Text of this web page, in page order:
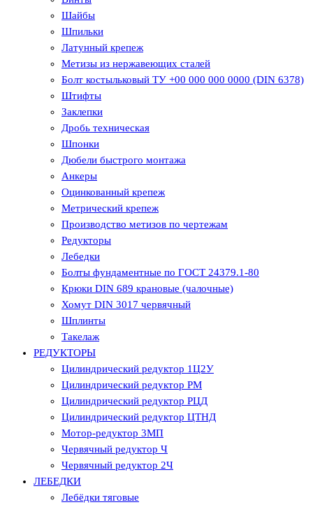
Шайбы
Шпильки
Латунный крепеж
Метизы из нержавеющих сталей
Болт костыльковый ТУ +00 000 000 0000 (DIN 6378)
Штифты
Заклепки
Дробь техническая
Шпонки
Дюбели быстрого монтажа
Анкеры
Оцинкованный крепеж
Метрический крепеж
Производство метизов по чертежам
Редукторы
Лебедки
Болты фундаментные по ГОСТ 24379.1-80
Крюки DIN 689 крановые (чалочные)
Хомут DIN 3017 червячный
Шплинты
Такелаж
РЕДУКТОРЫ
Цилиндрический редуктор 1Ц2У
Цилиндрический редуктор РМ
Цилиндрический редуктор РЦД
Цилиндрический редуктор ЦТНД
Мотор-редуктор 3МП
Червячный редуктор Ч
Червячный редуктор 2Ч
ЛЕБЕДКИ
Лебёдки тяговые